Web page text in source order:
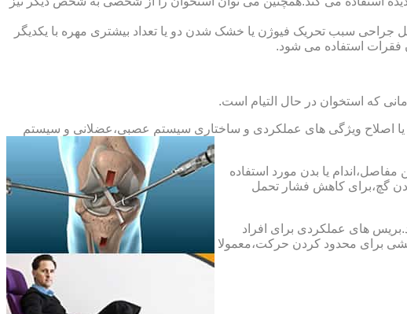
جراحی سبب تحریک فیوژن یا خشک شدن دو یا تعداد بیشتری مهره با یکدیگر
فقرات استفاده می شود.
که استخوان در حال التیام است.
اصلاح ویژگی های عملکردی و ساختاری سیستم عصبی،عضلانی و سیستم
یا بدن مورد استفاده
گچ،برای کاهش فشار تحمل
های عملکردی برای افراد
برای محدود کردن حرکت،معمولا